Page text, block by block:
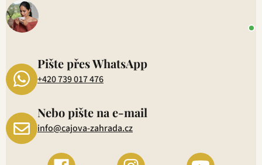
Pište přes WhatsApp
+420 739 017 476
Nebo pište na e-mail
info@cajova-zahrada.cz